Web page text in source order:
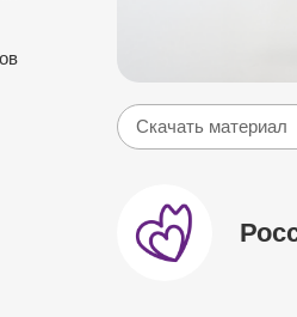
Скачать материал